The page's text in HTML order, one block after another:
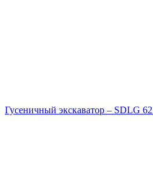
Гусеничный экскаватор – SDLG